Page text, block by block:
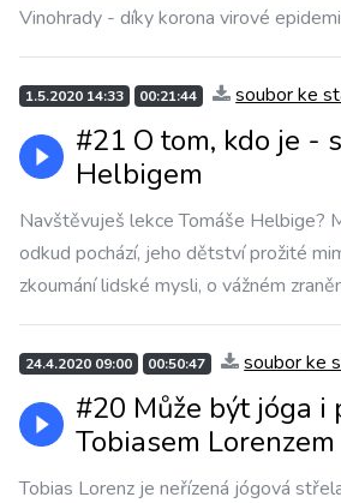
Vinohrady - díky korona virové
1.5.2020 14:33 00:21:44 soubor ke
#21 O tom, kdo je -
Helbigem
Navštěvuješ lekce Tomáše Helbige?
odkud pochází, jeho dětství prožité
zkoumání lidské mysli, o vážném
24.4.2020 09:00 00:50:47 soubor ke
#20 Může být jóga i
Tobiasem Lorenzem
Tobias Lorenz je neřízená jógová